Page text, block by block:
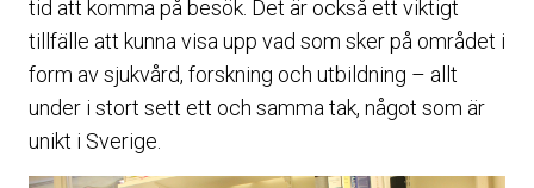
tid att komma på besök. Det är också ett viktigt
tillfälle att kunna visa upp vad som sker på området i
form av sjukvård, forskning och utbildning – allt
under i stort sett ett och samma tak, något som är
unikt i Sverige.